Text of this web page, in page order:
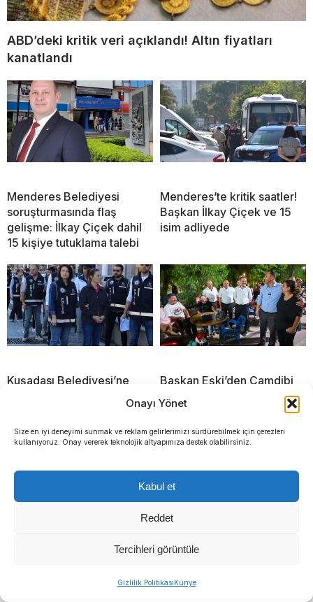
Onayı Yönet
Size en iyi deneyimi sunmak ve reklam gelirlerimizi sürdürebilmek için çerezleri
kullanıyoruz. Onay vererek teknolojik altyapımıza destek olabilirsiniz.
Kabul et
Reddet
Tercihleri görüntüle
Gizlilik PolitikasıKünye
ABD’deki kritik veri açıklandı! Altın fiyatları
kanatlandı
Menderes Belediyesi
soruşturmasında flaş
gelişme: İlkay Çiçek dahil
15 kişiye tutuklama talebi
Menderes’te kritik saatler!
Başkan İlkay Çiçek ve 15
isim adliyede
Kuşadası Belediyesi’ne
Başkan Eşki’den Çamdibi
çözüm üretiyoruz”